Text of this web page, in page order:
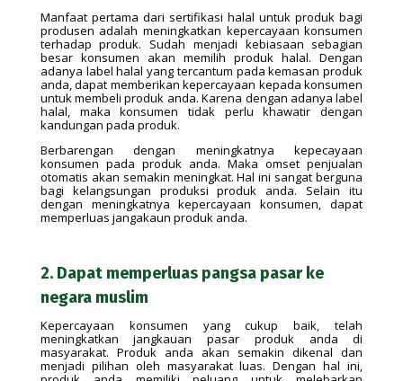
Manfaat pertama dari sertifikasi halal untuk produk bagi
produsen adalah meningkatkan kepercayaan konsumen
terhadap produk. Sudah menjadi kebiasaan sebagian
besar konsumen akan memilih produk halal. Dengan
adanya label halal yang tercantum pada kemasan produk
anda, dapat memberikan kepercayaan kepada konsumen
untuk membeli produk anda. Karena dengan adanya label
halal, maka konsumen tidak perlu khawatir dengan
kandungan pada produk.
Berbarengan dengan meningkatnya kepecayaan
konsumen pada produk anda. Maka omset penjualan
otomatis akan semakin meningkat. Hal ini sangat berguna
bagi kelangsungan produksi produk anda. Selain itu
dengan meningkatnya kepercayaan konsumen, dapat
memperluas jangakaun produk anda.
2. Dapat memperluas pangsa pasar ke
negara muslim
Kepercayaan konsumen yang cukup baik, telah
meningkatkan jangkauan pasar produk anda di
masyarakat. Produk anda akan semakin dikenal dan
menjadi pilihan oleh masyarakat luas. Dengan hal ini,